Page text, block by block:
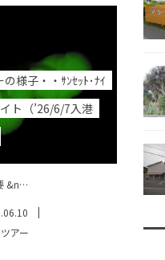
の様子・・ｻﾝｾｯﾄ･ﾅｲ
ト（’26/6/7入港
&n…
|
アー